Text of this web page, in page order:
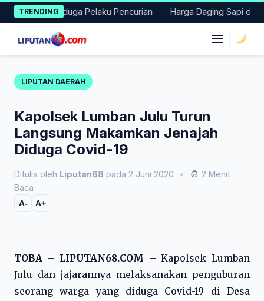
Skip
to
content
TRENDING
Terduga Pelaku Pencurian Harga Daging Sapi dan Cabai
LIPUTAN DAERAH
Kapolsek Lumban Julu Turun
Langsung Makamkan Jenajah
Diduga Covid-19
Ditulis oleh Liputan68 pada 2 Juni 2020 •
2 Menit
Baca
A- A+
TOBA – LIPUTAN68.COM –Kapolsek Lumban
Julu dan jajarannya melaksanakan penguburan
seorang warga yang diduga Covid-19 di Desa